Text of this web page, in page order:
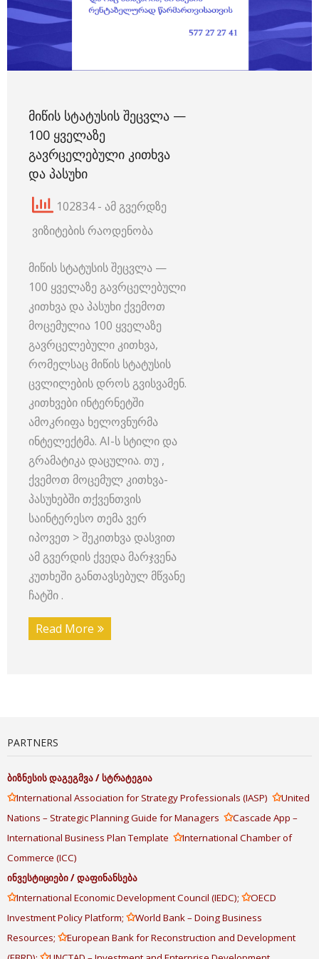
ᲛᲘᲬᲘᲡ ᲡᲢᲐᲢᲣᲡᲘᲡ ᲨᲔᲪᲕᲚᲐ —
100 ᲧᲕᲔᲚᲐᲖᲔ
ᲒᲐᲕᲠᲪᲔᲚᲔᲑᲣᲚᲘ ᲙᲘᲗᲮᲕᲐ
ᲓᲐ ᲞᲐᲡᲣᲮᲘ
102834 - ამ გვერდზე
ვიზიტების რაოდენობა
მიწის სტატუსის შეცვლა —
100 ყველაზე გავრცელებული
კითხვა და პასუხი ქვემოთ
მოცემულია 100 ყველაზე
გავრცელებული კითხვა,
რომელსაც მიწის სტატუსის
ცვლილების დროს გვისვამენ.
კითხვები ინტერნეტში
ამოკრიფა ხელოვნურმა
ინტელექტმა. AI-ს სტილი და
გრამატიკა დაცულია. თუ ,
ქვემოთ მოცემულ კითხვა-
პასუხებში თქვენთვის
საინტერესო თემა ვერ
იპოვეთ > შეკითხვა დასვით
ამ გვერდის ქვედა მარჯვენა
კუთხეში განთავსებულ მწვანე
ჩატში .
Read More
PARTNERS
ბიზნესისდაგეგმვა/სტრატეგია
✩International Association for Strategy Professionals (IASP) ✩United
Nations – Strategic Planning Guide for Managers ✩Cascade App –
International Business Plan Template ✩International Chamber of
Commerce (ICC)
ინვესტიციები/დაფინანსება
✩International Economic Development Council (IEDC); ✩OECD
Investment Policy Platform; ✩World Bank – Doing Business
Resources; ✩European Bank for Reconstruction and Development